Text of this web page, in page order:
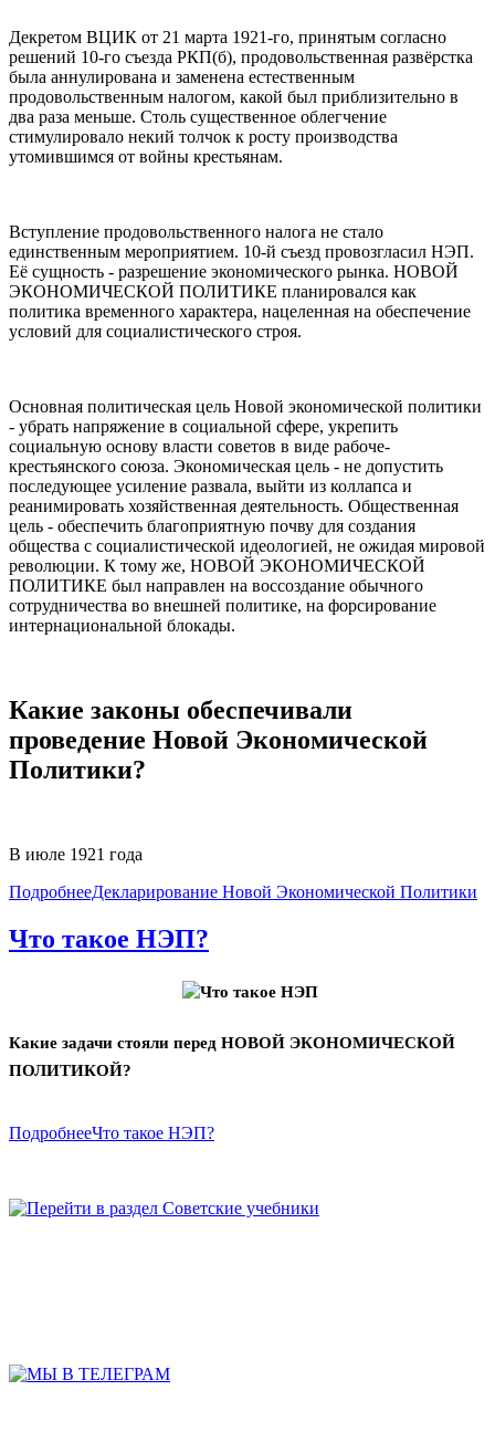
Декретом ВЦИК от 21 марта 1921-го, принятым согласно
решений 10-го съезда РКП(б), продовольственная развёрстка
была аннулирована и заменена естественным
продовольственным налогом, какой был приблизительно в
два раза меньше. Столь существенное облегчение
стимулировало некий толчок к росту производства
утомившимся от войны крестьянам.
Вступление продовольственного налога не стало
единственным мероприятием. 10-й съезд провозгласил НЭП.
Её сущность - разрешение экономического рынка. НОВОЙ
ЭКОНОМИЧЕСКОЙ ПОЛИТИКЕ планировался как
политика временного характера, нацеленная на обеспечение
условий для социалистического строя.
Основная политическая цель Новой экономической политики
- убрать напряжение в социальной сфере, укрепить
социальную основу власти советов в виде рабоче-
крестьянского союза. Экономическая цель - не допустить
последующее усиление развала, выйти из коллапса и
реанимировать хозяйственная деятельность. Общественная
цель - обеспечить благоприятную почву для создания
общества с социалистической идеологией, не ожидая мировой
революции. К тому же, НОВОЙ ЭКОНОМИЧЕСКОЙ
ПОЛИТИКЕ был направлен на воссоздание обычного
сотрудничества во внешней политике, на форсирование
интернациональной блокады.
Какие законы обеспечивали
проведение Новой Экономической
Политики?
В июле 1921 года
ПодробнееДекларирование Новой Экономической Политики
Что такое НЭП?
Какие задачи стояли перед НОВОЙ ЭКОНОМИЧЕСКОЙ
ПОЛИТИКОЙ?
ПодробнееЧто такое НЭП?